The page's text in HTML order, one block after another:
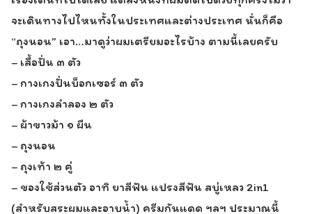
จะเดินทางไปไหนทั้งในประเทศและต่างประเทศ นั่นก็คือ
“ถุงนอน” เอา…มาดูว่าผมเตรียมอะไรบ้าง ตามนี้เลยครับ
– เสื้อปั่น ๓ ตัว
– กางเกงปั่นบ็อกเซอร์ ๓ ตัว
– กางเกงลำลอง ๒ ตัว
– ผ้าขาวม้า ๑ ผืน
– ถุงนอน
– ถุงเท้า ๒ คู่
– ของใช้ส่วนตัว อาทิ ยาสีฟัน แปรงสีฟัน สบู่เหลว 2in1
(สำหรับสระผมและอาบน้ำ) ครีมกันแดด ฯลฯ ประมาณนี้